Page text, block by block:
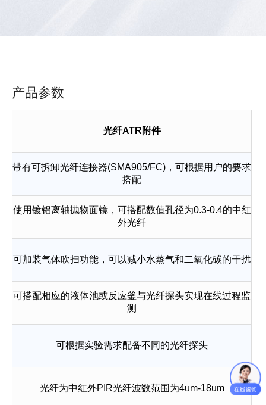
产品参数
光纤ATR附件
带有可拆卸光纤连接器(SMA905/FC)，可根据用户的要求
搭配
使用镀铝离轴抛物面镜，可搭配数值孔径为0.3-0.4的中红
外光纤
可加装气体吹扫功能，可以减小水蒸气和二氧化碳的干扰
可搭配相应的液体池或反应釜与光纤探头实现在线过程监
测
可根据实验需求配备不同的光纤探头
光纤为中红外PIR光纤波数范围为4um-18um